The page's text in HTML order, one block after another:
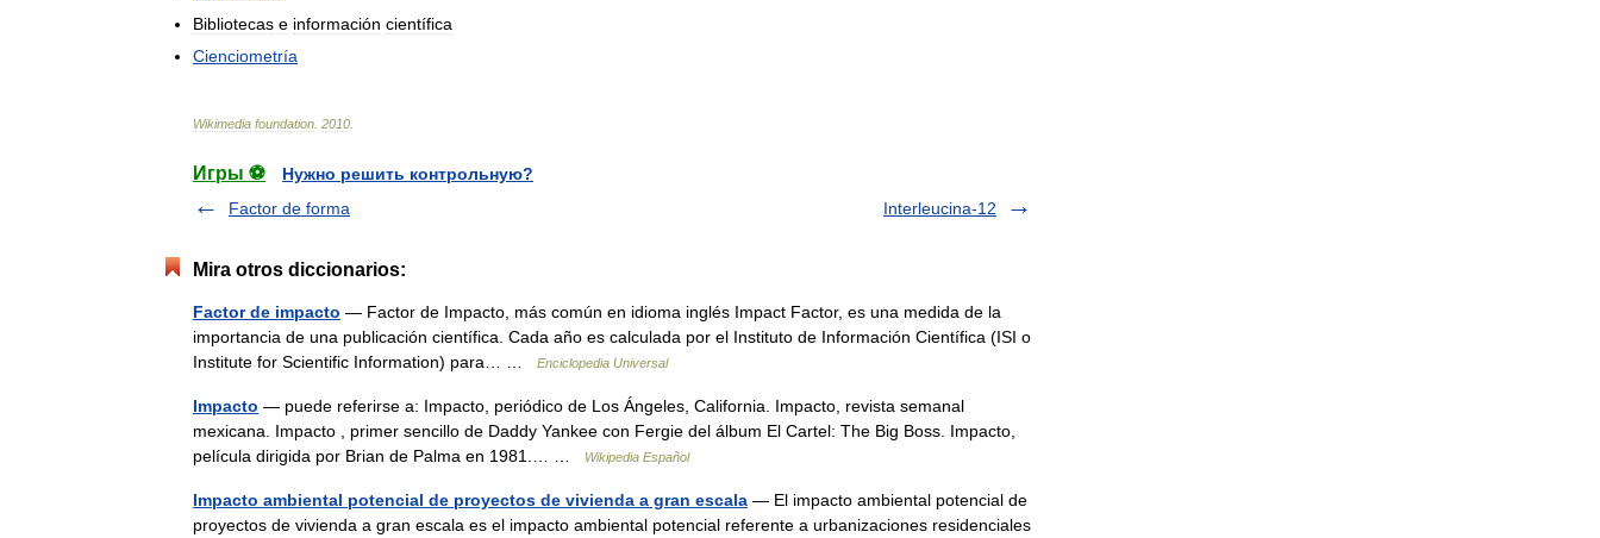
Bibliotecas e información científica
Cienciometría
Wikimedia foundation 2010
Игры ⚽
Нужно решить контрольную?
Factor de forma
Interleucina-12
Mira otros diccionarios:
Factor de impacto — Factor de Impacto, más común en idioma inglés Impact Factor, es una medida de la
importancia de una publicación científica. Cada año es calculada por el Instituto de Información Científica (ISI o
Institute for Scientific Information) para… …
Enciclopedia Universal
Impacto — puede referirse a: Impacto, periódico de Los Ángeles, California. Impacto, revista semanal
mexicana. Impacto , primer sencillo de Daddy Yankee con Fergie del álbum El Cartel: The Big Boss. Impacto,
película dirigida por Brian de Palma en 1981.… …
Wikipedia Español
Impacto ambiental potencial de proyectos de vivienda a gran escala — El impacto ambiental potencial de
proyectos de vivienda a gran escala es el impacto ambiental potencial referente a urbanizaciones residenciales